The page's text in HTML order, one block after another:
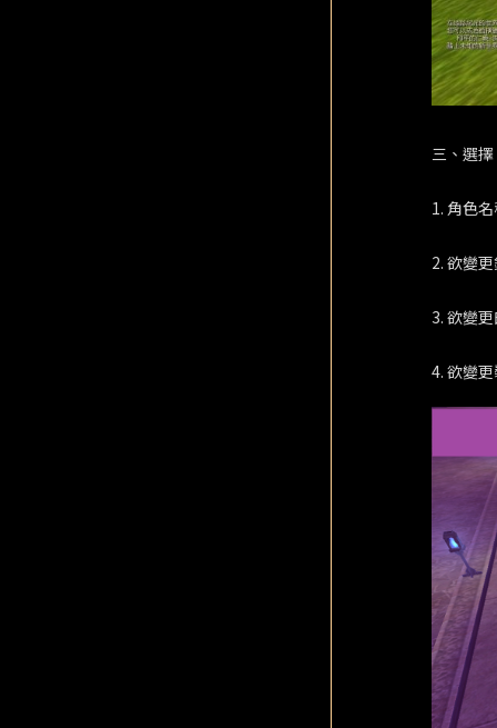
三、選
1. 角色
2. 欲變
3. 欲變
4. 欲變